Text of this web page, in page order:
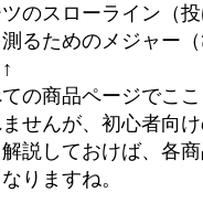
のスローライン（
るためのメジャー
の商品ページでこ
ませんが、初心者向
解説しておけば、各
りますね。